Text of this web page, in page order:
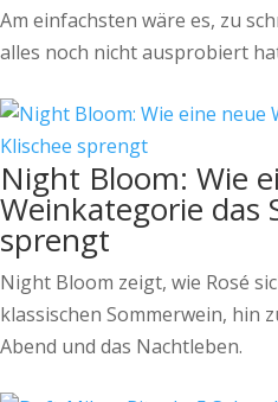
Am einfachsten wäre es, zu
alles noch nicht ausprobiert
Night Bloom: Wie
Weinkategorie das
sprengt
Night Bloom zeigt, wie Rosé
klassischen Sommerwein, hin
Abend und das Nachtleben.